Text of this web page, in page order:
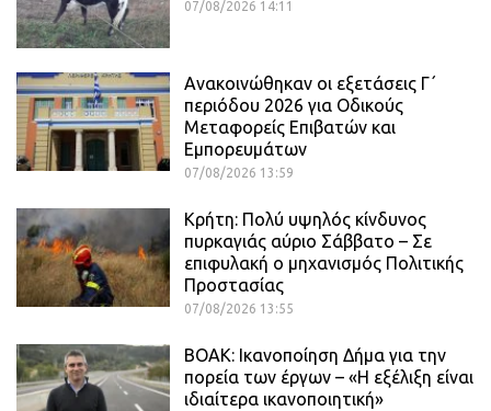
07/08/2026 14:11
Ανακοινώθηκαν οι εξετάσεις Γ΄
περιόδου 2026 για Οδικούς
Μεταφορείς Επιβατών και
Εμπορευμάτων
07/08/2026 13:59
Κρήτη: Πολύ υψηλός κίνδυνος
πυρκαγιάς αύριο Σάββατο – Σε
επιφυλακή ο μηχανισμός Πολιτικής
Προστασίας
07/08/2026 13:55
ΒΟΑΚ: Ικανοποίηση Δήμα για την
πορεία των έργων – «Η εξέλιξη είναι
ιδιαίτερα ικανοποιητική»